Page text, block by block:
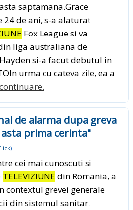
saptamana.Grace
24 de ani, s-a alaturat
Fox League si va
liga australiana de
si-a facut debutul in
urma cu cateva zile, ea a
de alarma dupa greva
asta prima cerinta"
)
cei mai cunoscuti si
TELEVIZIUNE din Romania, a
contextul grevei generale
din sistemul sanitar.